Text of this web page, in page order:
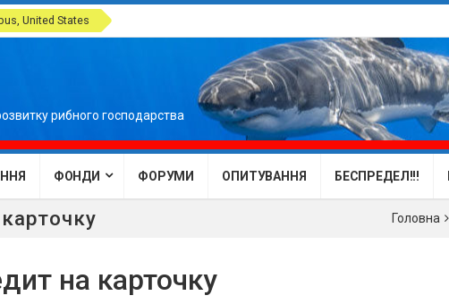
United States
рибного господарства
ФОНДИ ФОРУМИ ОПИТУВАННЯ БЕСПРЕДЕЛ!!!
Головна
на карточку